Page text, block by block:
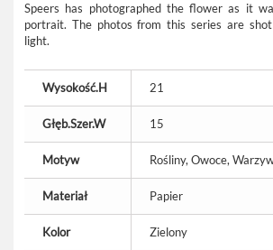
Speers has photographed the flower as it
portrait. The photos from this series are
light.
Wysokość.H 21
Głęb.Szer.W 15
Motyw Rośliny, Owoce,
Materiał Papier
Kolor Zielony